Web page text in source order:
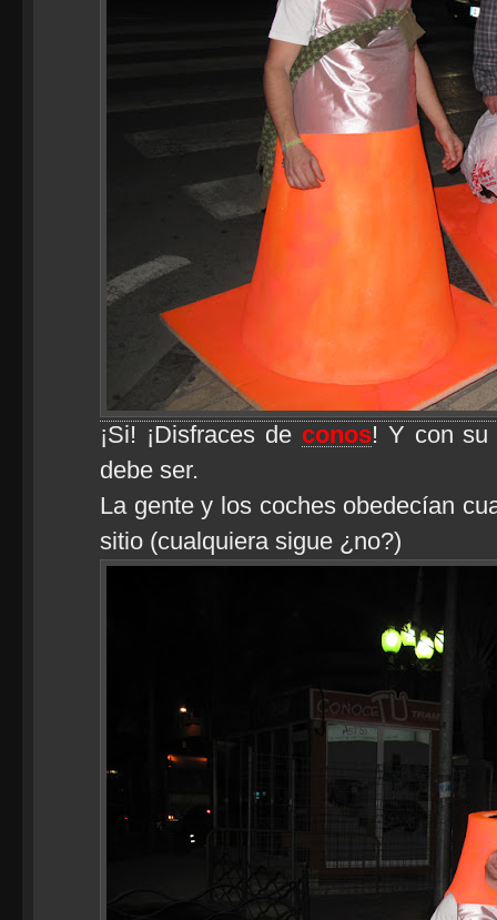
¡Si! ¡Disfraces de conos! Y con su
debe ser.
La gente y los coches obedecían
sitio (cualquiera sigue ¿no?)